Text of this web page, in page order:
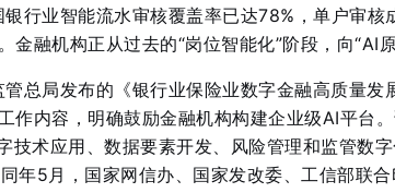
行业智能流水审核覆盖率已达78%，单户审核
。金融机构正从过去的“岗位智能化”阶段，向“AI
总局发布的《银行业保险业数字金融高质量发
作内容，明确鼓励金融机构构建企业级AI平台
技术应用、数据要素开发、风险管理和监管数
年5月，国家网信办、国家发改委、工信部联